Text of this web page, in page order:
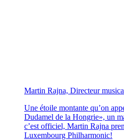
Martin Rajna, Directeur
Une étoile montante qu’on
Dudamel de la Hongrie», un
c’est officiel, Martin Rajna
Luxembourg Philharmonic!